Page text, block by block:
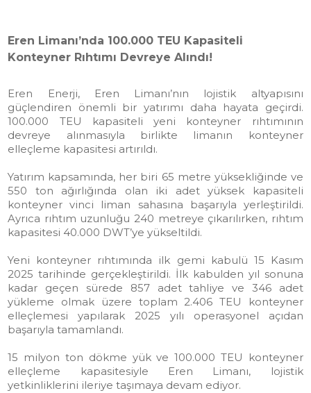
Eren Limanı’nda 100.000 TEU Kapasiteli
Konteyner Rıhtımı Devreye Alındı!
Eren Enerji, Eren Limanı’nın lojistik altyapısını
güçlendiren önemli bir yatırımı daha hayata geçirdi.
100.000 TEU kapasiteli yeni konteyner rıhtımının
devreye alınmasıyla birlikte limanın konteyner
elleçleme kapasitesi artırıldı.
Yatırım kapsamında, her biri 65 metre yüksekliğinde ve
550 ton ağırlığında olan iki adet yüksek kapasiteli
konteyner vinci liman sahasına başarıyla yerleştirildi.
Ayrıca rıhtım uzunluğu 240 metreye çıkarılırken, rıhtım
kapasitesi 40.000 DWT’ye yükseltildi.
Yeni konteyner rıhtımında ilk gemi kabulü 15 Kasım
2025 tarihinde gerçekleştirildi. İlk kabulden yıl sonuna
kadar geçen sürede 857 adet tahliye ve 346 adet
yükleme olmak üzere toplam 2.406 TEU konteyner
elleçlemesi yapılarak 2025 yılı operasyonel açıdan
başarıyla tamamlandı.
15 milyon ton dökme yük ve 100.000 TEU konteyner
elleçleme kapasitesiyle Eren Limanı, lojistik
yetkinliklerini ileriye taşımaya devam ediyor.